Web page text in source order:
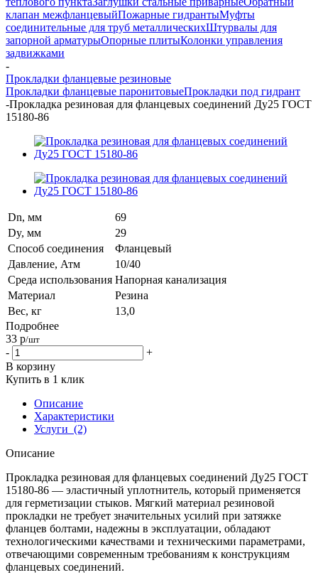
клапан межфланцевыйПожарные гидрантыМуфты
соединительные для труб металлическихШтурвалы для
запорной арматурыОпорные плитыКолонки управления
задвижками
-
Прокладки фланцевые резиновые
Прокладки фланцевые паронитовыеПрокладки под гидрант
-Прокладка резиновая для фланцевых соединений Ду25 ГОСТ
15180-86
Dn, мм
69
Dy, мм
29
Способ соединения
Фланцевый
Давление, Атм
10/40
Среда использования Напорная канализация
Материал
Резина
Вес, кг
13,0
Подробнее
33 р/шт
-
+
В корзину
Купить в 1 клик
Описание
Характеристики
Услуги (2)
Описание
Прокладка резиновая для фланцевых соединений Ду25 ГОСТ
15180-86 — эластичный уплотнитель, который применяется
для герметизации стыков. Мягкий материал резиновой
прокладки не требует значительных усилий при затяжке
фланцев болтами, надежны в эксплуатации, обладают
технологическими качествами и техническими параметрами,
отвечающими современным требованиям к конструкциям
фланцевых соединений.